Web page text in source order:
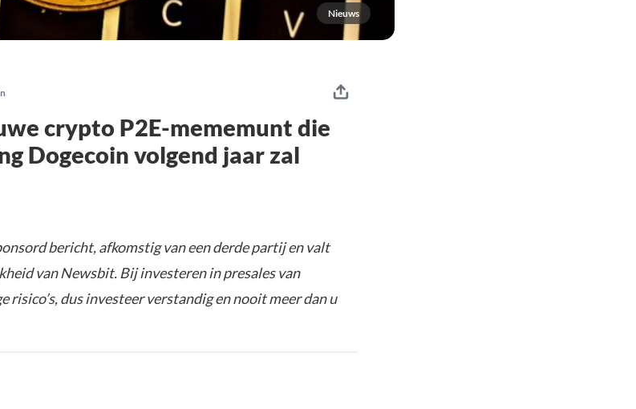
Nieuws
crypto P2E-mememunt die
Dogecoin volgend jaar zal
bericht, afkomstig van een derde partij en valt
van Newsbit. Bij investeren in presales van
risico’s, dus investeer verstandig en nooit meer dan u